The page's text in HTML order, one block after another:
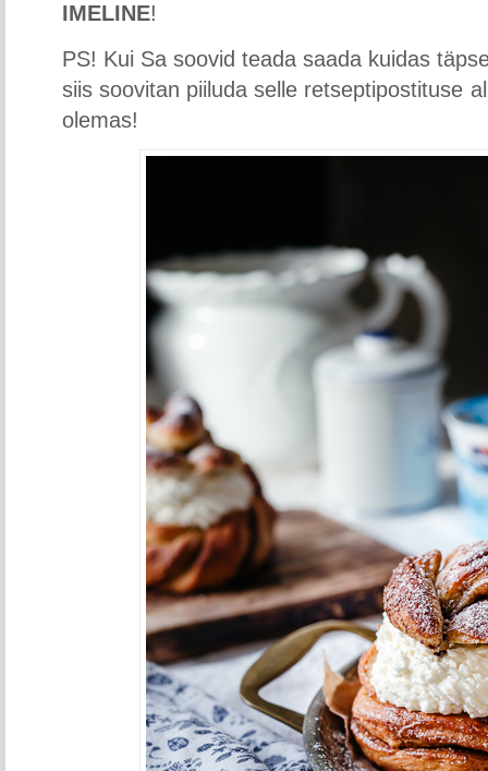
IMELINE!
PS! Kui Sa soovid teada saada kuidas
siis soovitan piiluda selle retseptipostituse
olemas!